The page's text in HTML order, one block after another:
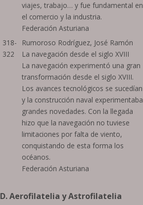
viajes, trabajo… y fue fundamental en
el comercio y la industria.
Federación Asturiana
318-
322
Rumoroso Rodríguez, José Ramón
La navegación desde el siglo XVIII
La navegación experimentó una gran
transformación desde el siglo XVIII.
Los avances tecnológicos se sucedían
y la construcción naval experimentaba
grandes novedades. Con la llegada
hizo que la navegación no tuviese
limitaciones por falta de viento,
conquistando de esta forma los
océanos.
Federación Asturiana
D. Aerofilatelia y Astrofilatelia